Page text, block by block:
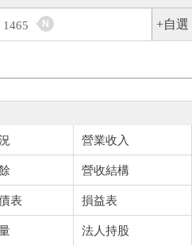
1465 N +自選
營業收入
營收結構
表 損益表
法人持股